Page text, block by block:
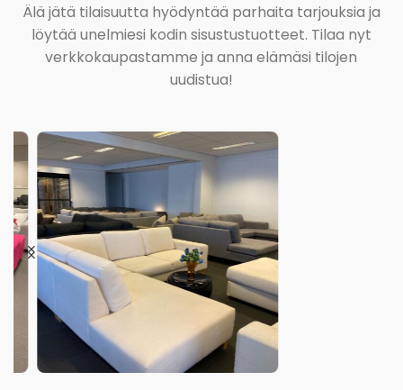
Älä jätä tilaisuutta hyödyntää parhaita tarjouksia ja
löytää unelmiesi kodin sisustustuotteet. Tilaa nyt
verkkokaupastamme ja anna elämäsi tilojen
uudistua!